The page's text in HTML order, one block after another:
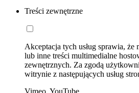
Treści zewnętrzne
Akceptacja tych usług sprawia,
lub inne treści multimedialne
zewnętrznych. Za zgodą
witrynie z następujących usług
Vimeo, YouTube